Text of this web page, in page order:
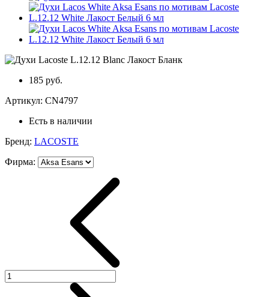
185 руб.
Артикул: CN4797
Есть в наличии
Бренд: LACOSTE
Фирма: